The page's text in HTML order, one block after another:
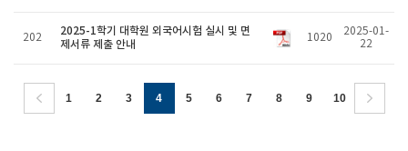
202
2025-1학기 대학원 외국어시험 실시 및 면
제서류 제출 안내
1020
2025-01-
22
1 2 3 4 5 6 7 8 9 10